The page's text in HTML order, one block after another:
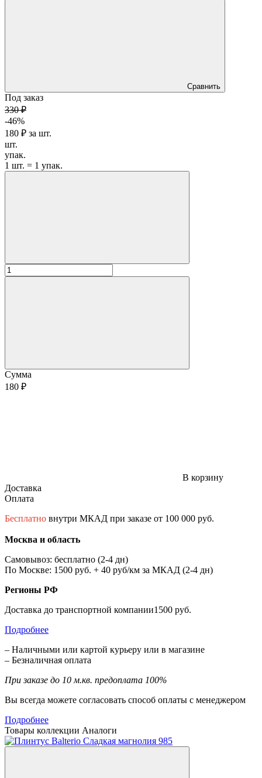
Сравнить
Под заказ
330 ₽
-46%
180 ₽ за шт.
шт.
упак.
1 шт. = 1 упак.
Сумма
180 ₽
В корзину
Доставка
Оплата
Бесплатно внутри МКАД при заказе от 100 000 руб.
Москва и область
Самовывоз: бесплатно (2-4 дн)
По Москве: 1500 руб. + 40 руб/км за МКАД (2-4 дн)
Регионы РФ
Доставка до транспортной компании1500 руб.
Подробнее
– Наличными или картой курьеру или в магазине
– Безналичная оплата
При заказе до 10 м.кв. предоплата 100%
Вы всегда можете согласовать способ оплаты с менеджером
Подробнее
Товары коллекции Аналоги